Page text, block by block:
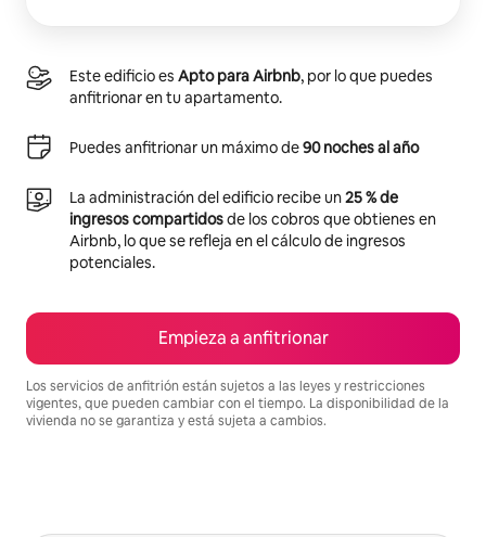
Este edificio es Apto para Airbnb, por lo que puedes
anfitrionar en tu apartamento.
Puedes anfitrionar un máximo de90 noches al año
La administración del edificio recibe un25 % de
ingresos compartidosde los cobros que obtienes en
Airbnb, lo que se refleja en el cálculo de ingresos
potenciales.
Empieza a anfitrionar
Los servicios de anfitrión están sujetos a las leyes y restricciones
vigentes, que pueden cambiar con el tiempo. La disponibilidad de la
vivienda no se garantiza y está sujeta a cambios.